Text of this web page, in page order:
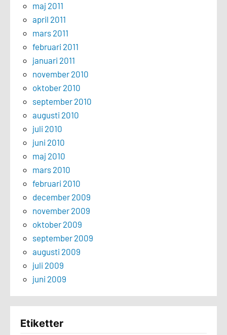
maj 2011
april 2011
mars 2011
februari 2011
januari 2011
november 2010
oktober 2010
september 2010
augusti 2010
juli 2010
juni 2010
maj 2010
mars 2010
februari 2010
december 2009
november 2009
oktober 2009
september 2009
augusti 2009
juli 2009
juni 2009
Etiketter